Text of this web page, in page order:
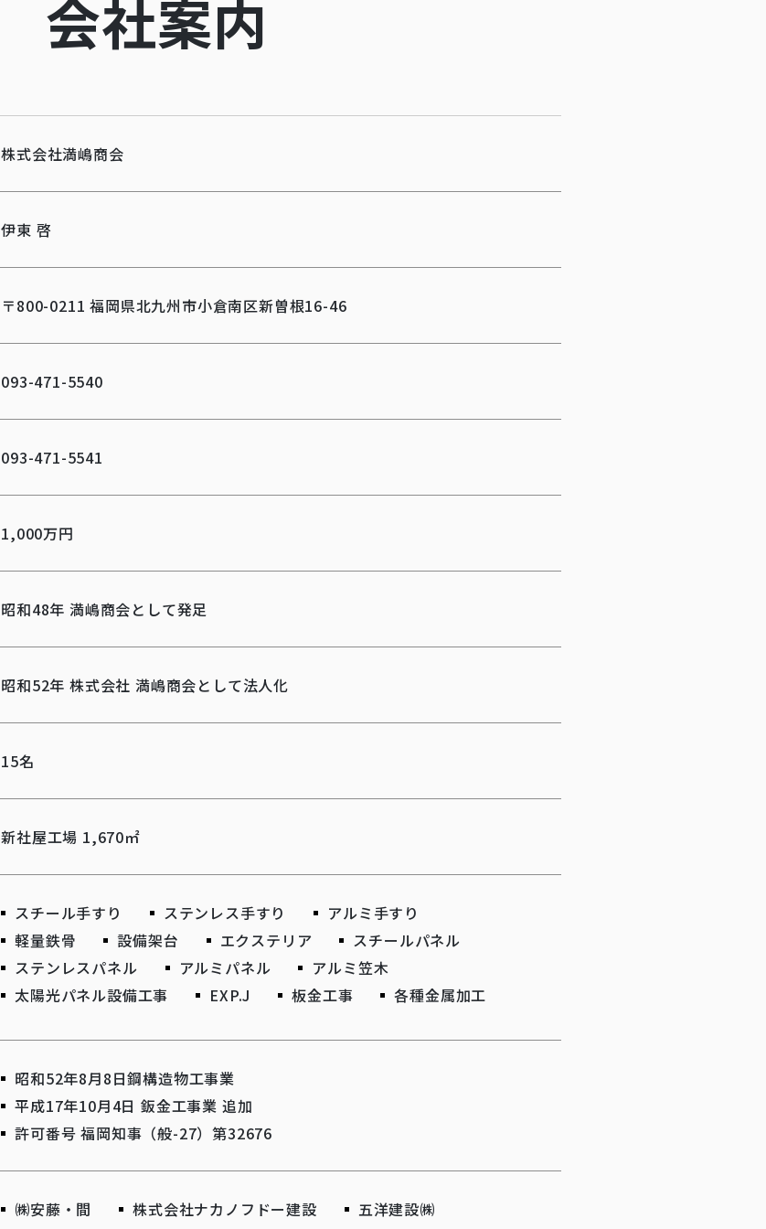
会社案内
株式会社満嶋商会
伊東 啓
〒800-0211 福岡県北九州市小倉南区新曽根16-46
093-471-5540
093-471-5541
1,000万円
昭和48年 満嶋商会として発足
昭和52年 株式会社 満嶋商会として法人化
15名
新社屋工場 1,670㎡
スチール手すり ステンレス手すり
アルミ手すり
軽量鉄骨
設備架台 エクステリア
スチールパネル
ステンレスパネル
アルミパネル
アルミ笠木
太陽光パネル設備工事
EXP.J 板金工事 各種金属加工
昭和52年8月8日鋼構造物工事業
平成17年10月4日 鈑金工事業 追加
許可番号 福岡知事（般-27）第32676
㈱安藤・間 株式会社ナカノフドー建設
五洋建設㈱